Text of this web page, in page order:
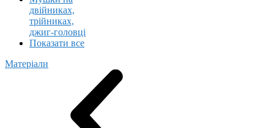
двійниках,
трійниках,
джиг-головці
Показати все
Матеріали